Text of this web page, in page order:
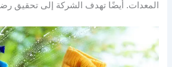
المعدات. أيضًا تهدف الشركة إلى تحقيق